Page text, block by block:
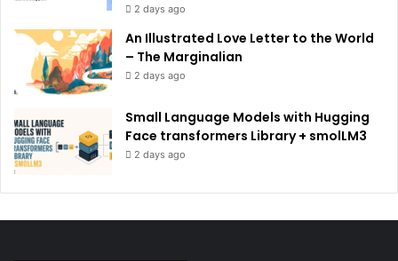
2 days ago
An Illustrated Love Letter to the World
– The Marginalian
2 days ago
Small Language Models with Hugging
Face transformers Library + smolLM3
2 days ago